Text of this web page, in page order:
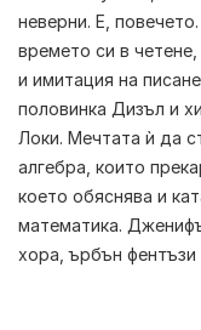
неверни. Е,
времето си в
и имитация на
половинка Дизъл и
Локи. Мечтата ѝ да
алгебра, които
което обяснява и
математика.
хора, ърбън